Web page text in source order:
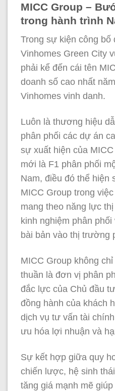
MICC Group –
trong hành trình
Trong sự kiện công bố
Vinhomes Green City
phải kể đến cái tên
doanh số cao nhất
Vinhomes vinh danh.
Luôn là thương hiệu
phân phối các dự án
sự xuất hiện của
mới là F1 phân phối
Nam, điều đó thể hiện
MICC Group trong
mang theo năng lực
kinh nghiệm phân
bài bản vào thị trường
MICC Group không
thuần là đơn vị phân
đắc lực của Chủ đầu
đồng hành của khách
dịch vụ tư vấn tài
ưu hóa lợi nhuận và
Sự kết hợp giữa quy
chiến lược, hệ sinh
tăng giá mạnh mẽ